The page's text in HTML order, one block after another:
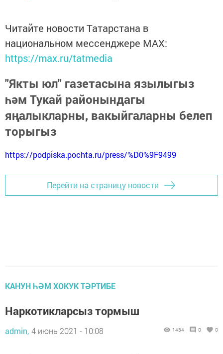
Читайте новости Татарстана в
национальном мессенджере MАХ:
https://max.ru/tatmedia
"Якты юл" газетасына язылыгыз
һәм Тукай районындагы
яңалыкларны, вакыйгаларны белеп
торыгыз
https://podpiska.pochta.ru/press/%D0%9F9499
Перейти на страницу новости
КАНУН ҺӘМ ХОКУК ТӘРТИБЕ
Наркотикларсыз тормыш
admin, 4 июнь 2021 - 10:08 1434 0 0